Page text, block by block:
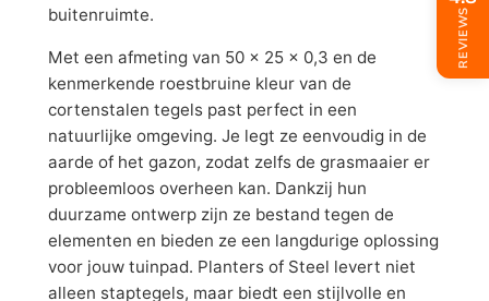
buitenruimte.
Met een afmeting van 50 x 25 x 0,3 en de
kenmerkende roestbruine kleur van de
cortenstalen tegels past perfect in een
natuurlijke omgeving. Je legt ze eenvoudig in de
aarde of het gazon, zodat zelfs de grasmaaier er
probleemloos overheen kan. Dankzij hun
duurzame ontwerp zijn ze bestand tegen de
elementen en bieden ze een langdurige oplossing
voor jouw tuinpad. Planters of Steel levert niet
alleen staptegels, maar biedt een stijlvolle en
REVIEWS